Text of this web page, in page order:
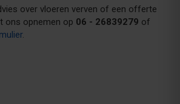
over vloeren verven of een offerte
ons opnemen op 06 - 26839279 of
.